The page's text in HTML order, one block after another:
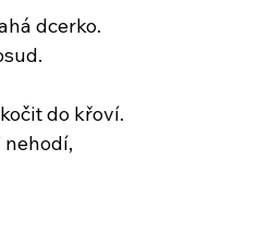
dcerko.
do křoví.
nehodí,